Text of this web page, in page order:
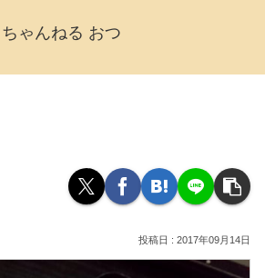
ちゃんねる おつ
2017年09月14日